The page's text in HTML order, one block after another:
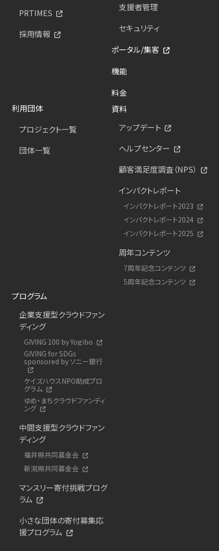
PRTIMES
採用情報
支援者管理
セキュリティ
ポータル/集客
機能
料金
利用団体
プロジェクト一覧
団体一覧
資料
アップデート
ヘルプセンター
顧客満足度調査（NPS）
インパクトレポート
インパクトレポート2023
インパクトレポート2024
インパクトレポート2025
周年コンテンツ
7周年記念コンテンツ
5周年記念コンテンツ
プログラム
企業支援型クラウドファン
ディング
GIVING 100 by Yogibo
GIVING for SDGs
sponsored by ソニー銀行
ケイズハウスNPO助成プロ
グラム
ゆめ・まちクラウドファンディ
ング
中間支援型クラウドファン
ディング
福井県共同募金会
新潟県共同募金会
マンスリー寄付挑戦プログ
ラム
小さな団体の寄付募集応
援プログラム